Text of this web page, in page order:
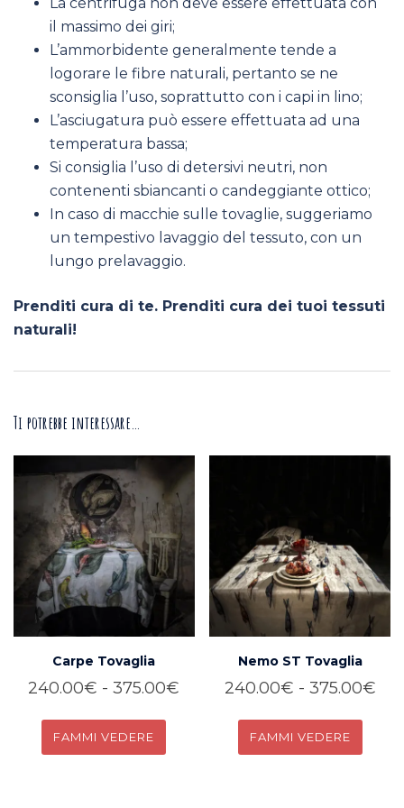
il massimo dei giri;
L’ammorbidente generalmente tende a
logorare le fibre naturali, pertanto se ne
sconsiglia l’uso, soprattutto con i capi in lino;
L’asciugatura può essere effettuata ad una
temperatura bassa;
Si consiglia l’uso di detersivi neutri, non
contenenti sbiancanti o candeggiante ottico;
In caso di macchie sulle tovaglie, suggeriamo
un tempestivo lavaggio del tessuto, con un
lungo prelavaggio.
Prenditi cura di te. Prenditi cura dei tuoi tessuti
naturali!
Ti potrebbe interessare…
Carpe Tovaglia
240.00€ - 375.00€ Fascia
GUARDA
Nemo ST Tovaglia
240.00€ - 375.00€
GUARDA